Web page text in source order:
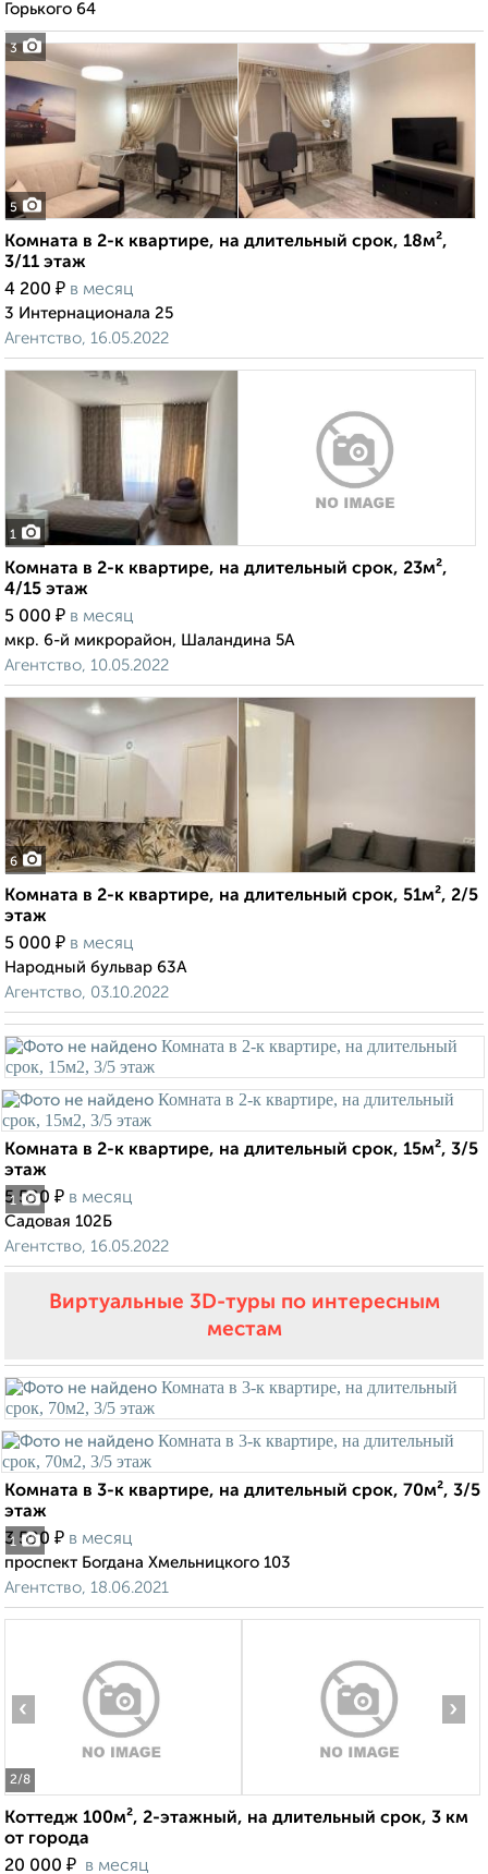
3
Горького 64
5
Комната в 2-к квартире, на длительный срок, 18м²,
3/11 этаж
4 200 ₽ в месяц
3 Интернационала 25
Агентство, 16.05.2022
1
Комната в 2-к квартире, на длительный срок, 23м²,
4/15 этаж
5 000 ₽ в месяц
мкр. 6-й микрорайон, Шаландина 5А
Агентство, 10.05.2022
6
Комната в 2-к квартире, на длительный срок, 51м², 2/5
этаж
5 000 ₽ в месяц
Народный бульвар 63А
Агентство, 03.10.2022
1
Комната в 2-к квартире, на длительный срок, 15м², 3/5
этаж
5 500 ₽ в месяц
Садовая 102Б
Агентство, 16.05.2022
Виртуальные 3D-туры по интересным
местам
1
Комната в 3-к квартире, на длительный срок, 70м², 3/5
этаж
3 500 ₽ в месяц
проспект Богдана Хмельницкого 103
Агентство, 18.06.2021
2/8
‹ ›
Коттедж 100м², 2-этажный, на длительный срок, 3 км
от города
20 000 ₽ в месяц